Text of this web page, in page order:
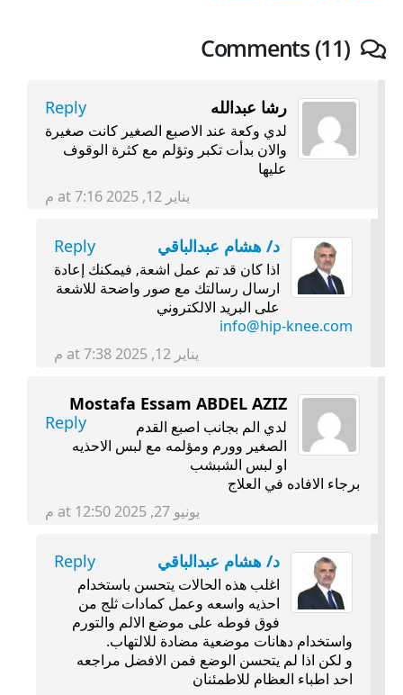
Comments (11)
رشا عبدالله Reply
لدي وكعة عند الاصبع الصغير كانت صغيرة
والان بدأت تكبر وتؤلم مع كثرة الوقوف
عليها
يناير 12, 2025 at 7:16 م
د/ هشام عبدالباقي Reply
اذا كان قد تم عمل اشعة, فيمكنك إعادة
ارسال رسالتك مع صور واضحة للاشعة
على البريد الالكتروني
info@hip-knee.com
يناير 12, 2025 at 7:38 م
Mostafa Essam ABDEL AZIZ
Reply
لدي الم بجانب اصبع القدم
الصغير وورم ومؤلمه مع لبس الاحذيه
او لبس الشبشب
برجاء الافاده في العلاج
يونيو 27, 2025 at 12:50 م
د/ هشام عبدالباقي Reply
اغلب هذه الحالات يتحسن باستخدام
احذيه واسعه وعمل كمادات ثلج من
فوق فوطه على موضع الالم والتورم
واستخدام دهانات موضعية مضادة للالتهاب.
و لكن اذا لم يتحسن الوضع فمن الافضل مراجعه
احد اطباء العظام للاطمئنان